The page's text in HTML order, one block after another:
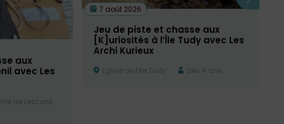
aux
avec Les
de Lesconil
7 août 2026
Jeu de piste et chasse aux
[K]uriosités à l’Île Tudy avec Les
Archi Kurieux
Eglise de l’île Tudy Dès 4 ans